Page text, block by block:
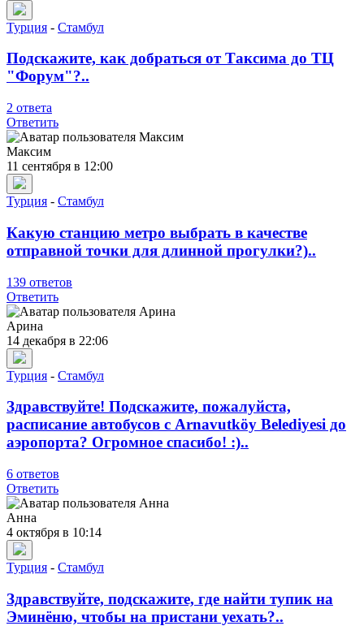
Турция - Стамбул
Подскажите, как добраться от Таксима до ТЦ
"Форум"?..
2 ответа
Ответить
Максим
11 сентября в 12:00
Турция - Стамбул
Какую станцию метро выбрать в качестве
отправной точки для длинной прогулки?)..
139 ответов
Ответить
Арина
14 декабря в 22:06
Турция - Стамбул
Здравствуйте! Подскажите, пожалуйста,
расписание автобусов с Arnavutköy Belediyesi до
аэропорта? Огромное спасибо! :)..
6 ответов
Ответить
Анна
4 октября в 10:14
Турция - Стамбул
Здравствуйте, подскажите, где найти тупик на
Эминёню, чтобы на пристани уехать?..